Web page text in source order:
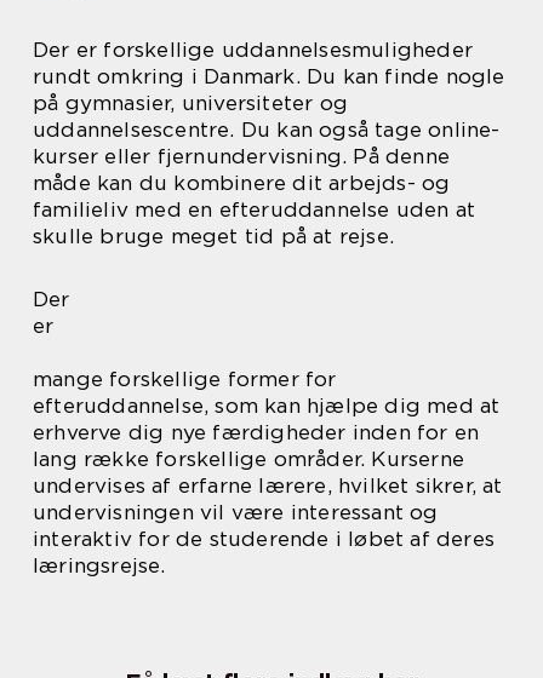
Der er forskellige uddannelsesmuligheder
rundt omkring i Danmark. Du kan finde nogle
på gymnasier, universiteter og
uddannelsescentre. Du kan også tage online-
kurser eller fjernundervisning. På denne
måde kan du kombinere dit arbejds- og
familieliv med en efteruddannelse uden at
skulle bruge meget tid på at rejse.
Der
er
mange forskellige former for
efteruddannelse, som kan hjælpe dig med at
erhverve dig nye færdigheder inden for en
lang række forskellige områder. Kurserne
undervises af erfarne lærere, hvilket sikrer, at
undervisningen vil være interessant og
interaktiv for de studerende i løbet af deres
læringsrejse.